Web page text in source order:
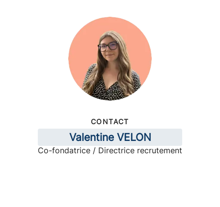
CONTACT
Valentine VELON
Co-fondatrice / Directrice recrutement